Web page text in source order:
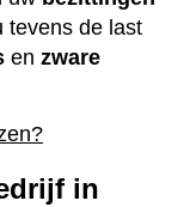
tevens de last
en zware
in